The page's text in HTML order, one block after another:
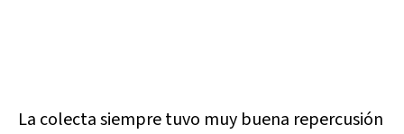
La colecta siempre tuvo muy buena repercusión